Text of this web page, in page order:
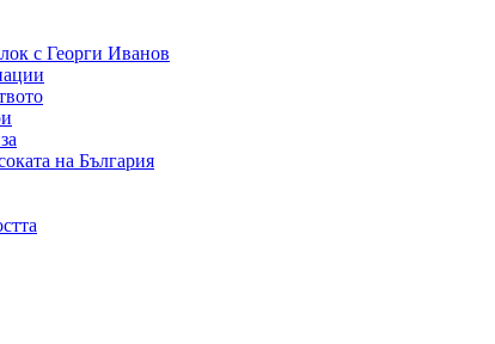
с Георги Иванов
на България